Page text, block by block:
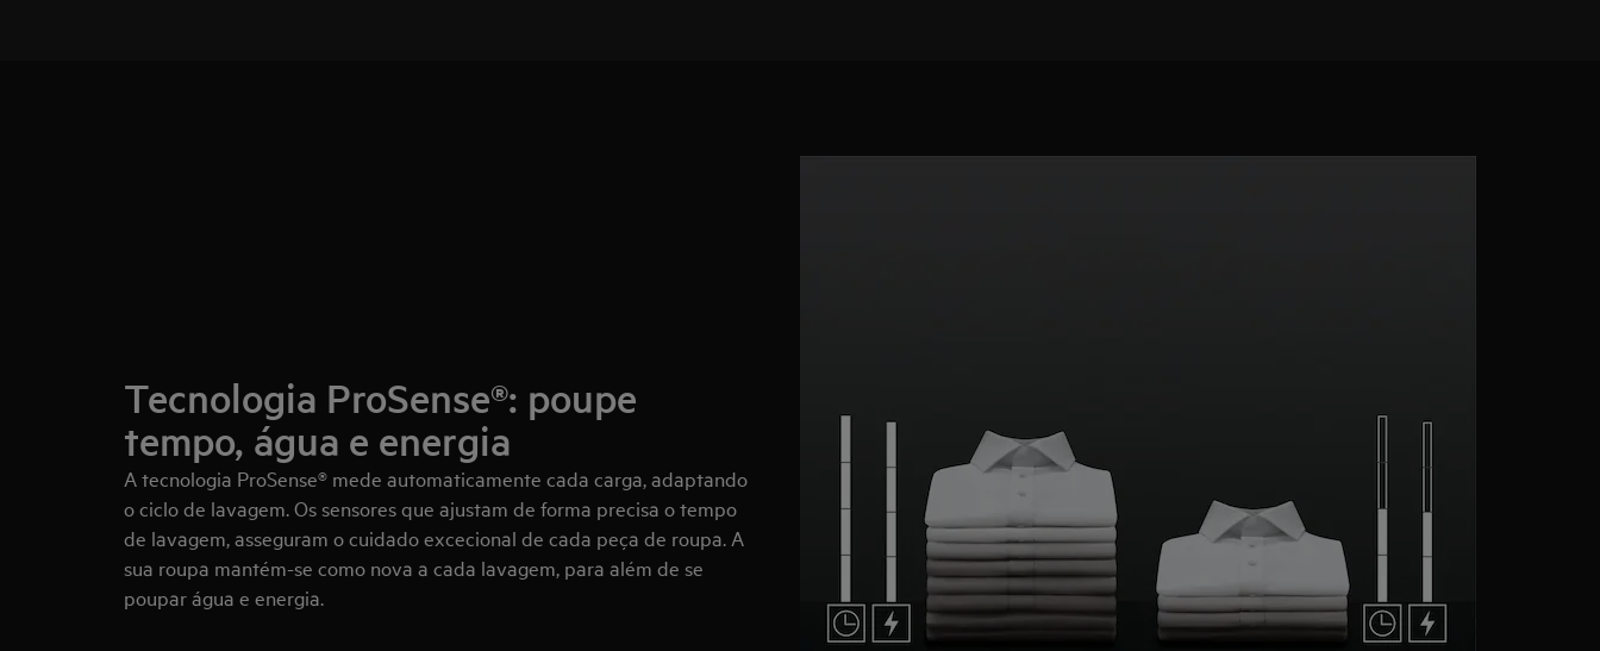
Tecnologia ProSense®: poupe
tempo, água e energia
A tecnologia ProSense® mede automaticamente cada carga, adaptando
o ciclo de lavagem. Os sensores que ajustam de forma precisa o tempo
de lavagem, asseguram o cuidado excecional de cada peça de roupa. A
sua roupa mantém-se como nova a cada lavagem, para além de se
poupar água e energia.